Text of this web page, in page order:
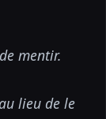
mentir.
lieu de le